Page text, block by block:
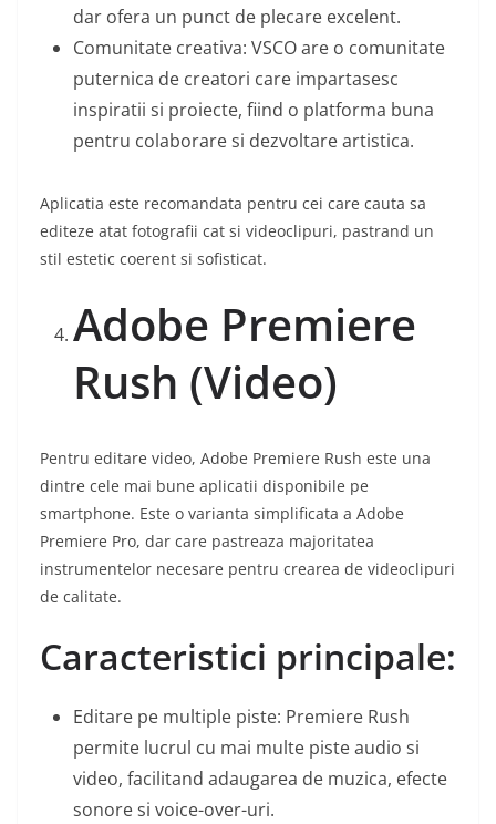
dar ofera un punct de plecare excelent.
Comunitate creativa: VSCO are o comunitate
puternica de creatori care impartasesc
inspiratii si proiecte, fiind o platforma buna
pentru colaborare si dezvoltare artistica.
Aplicatia este recomandata pentru cei care cauta sa
editeze atat fotografii cat si videoclipuri, pastrand un
stil estetic coerent si sofisticat.
Adobe Premiere
Rush (Video)
Pentru editare video, Adobe Premiere Rush este una
dintre cele mai bune aplicatii disponibile pe
smartphone. Este o varianta simplificata a Adobe
Premiere Pro, dar care pastreaza majoritatea
instrumentelor necesare pentru crearea de videoclipuri
de calitate.
Caracteristici principale:
Editare pe multiple piste: Premiere Rush
permite lucrul cu mai multe piste audio si
video, facilitand adaugarea de muzica, efecte
sonore si voice-over-uri.